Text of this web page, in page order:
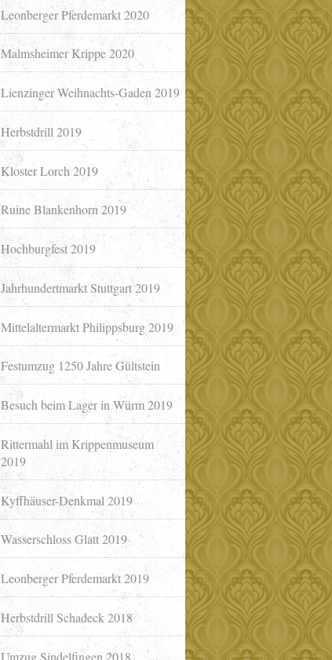
Leonberger Pferdemarkt 2020
Malmsheimer Krippe 2020
Lienzinger Weihnachts-Gaden 2019
Herbstdrill 2019
Kloster Lorch 2019
Ruine Blankenhorn 2019
Hochburgfest 2019
Jahrhundertmarkt Stuttgart 2019
Mittelaltermarkt Philippsburg 2019
Festumzug 1250 Jahre Gültstein
Besuch beim Lager in Würm 2019
Rittermahl im Krippenmuseum
2019
Kyffhäuser-Denkmal 2019
Wasserschloss Glatt 2019
Leonberger Pferdemarkt 2019
Herbstdrill Schadeck 2018
Umzug Sindelfingen 2018